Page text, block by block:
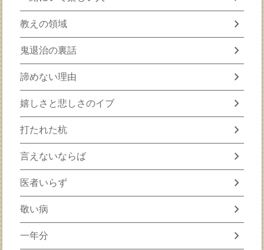
教えの領域 chevron_right
鬼退治の裏話 chevron_right
諦めない理由 chevron_right
嬉しさと悲しさのイブ chevron_right
打たれた杭 chevron_right
言えないならば chevron_right
医者いらず chevron_right
敬い病 chevron_right
一年分 chevron_right